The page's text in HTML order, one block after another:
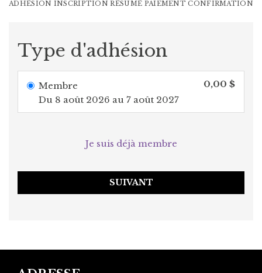
ADHÉSION INSCRIPTION RÉSUMÉ PAIEMENT CONFIRMATION
Type d'adhésion
0,00 $
Membre
Du 8 août 2026 au 7 août 2027
Je suis déjà membre
SUIVANT